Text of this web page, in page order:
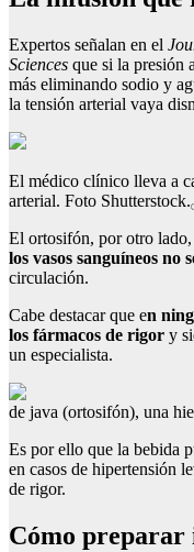
Expertos señalan en el
Sciences que si la presión
más eliminando sodio y
la tensión arterial vaya
El médico clínico lleva a
arterial. Foto Shutterstock.
El ortosifón, por otro lado,
los vasos sanguíneos no
circulación.
Cabe destacar que en
los fármacos de rigor y
un especialista.
de java (ortosifón), una
Es por ello que la bebida
en casos de hipertensión
de rigor.
Cómo preparar